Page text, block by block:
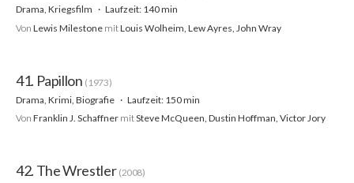
Drama, Kriegsfilm
Laufzeit: 140 min
Von Lewis Milestone mitLouis Wolheim, Lew Ayres, John Wray
41. Papillon (1973)
Drama, Krimi, Biografie
Laufzeit: 150 min
Von Franklin J. Schaffner mitSteve McQueen, Dustin Hoffman, Victor Jory
42. The Wrestler (2008)